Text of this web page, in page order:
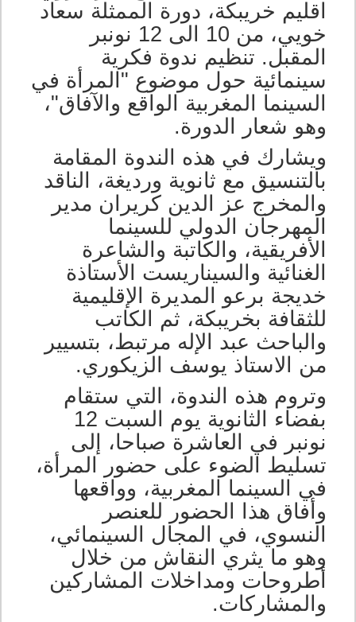
اقليم خريبكة، دورة الممثلة سعاد
خويي، من 10 الى 12 نونبر
المقبل. تنظيم ندوة فكرية
سينمائية حول موضوع "المرأة في
السينما المغربية الواقع والآفاق"،
وهو شعار الدورة.
ويشارك في هذه الندوة المقامة
بالتنسيق مع ثانوية ورديغة، الناقد
والمخرج عز الدين كريران مدير
المهرجان الدولي للسينما
الأفريقية، والكاتبة والشاعرة
الغنائية والسيناريست الأستاذة
خديجة برعو المديرة الإقليمية
للثقافة بخريبكة، ثم الكاتب
والباحث عبد الإله مرتبط، بتسيير
من الاستاذ يوسف الزيكوري.
وتروم هذه الندوة، التي ستقام
بفضاء الثانوية يوم السبت 12
نونبر في العاشرة صباحا، إلى
تسليط الضوء على حضور المرأة،
في السينما المغربية، وواقعها
وأفاق هذا الحضور للعنصر
النسوي، في المجال السينمائي،
وهو ما يثري النقاش من خلال
أطروحات ومداخلات المشاركين
والمشاركات.